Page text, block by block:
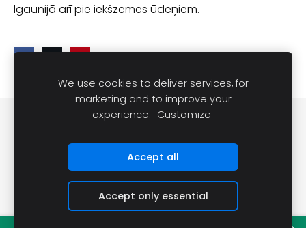
Igaunijā arī pie iekšzemes ūdeņiem.
Cookies
We use cookies to deliver services, for
marketing and to improve your
experience. Customize
Accept all
Accept only essential